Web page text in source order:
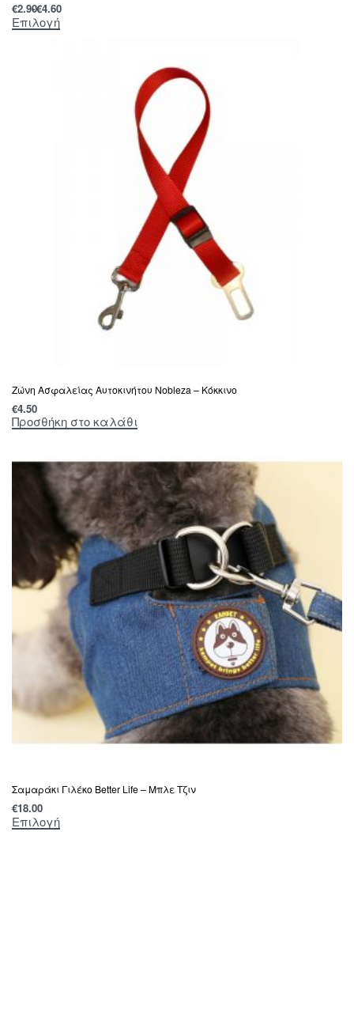
€2.90€4.60
Επιλογή
Ζώνη Ασφαλείας Αυτοκινήτου Nobleza – Κόκκινο
€4.50
Προσθήκη στο καλάθι
Σαμαράκι Γιλέκο Better Life – Μπλε Τζιν
€18.00
Επιλογή